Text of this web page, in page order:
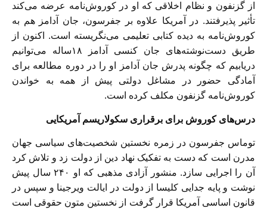
از گزنفون و نظام اخلاقی که او در کوروش‌نامه عرضه می‌کند
تأثیر پذیرفتند. در آمریکا علاوه بر جفرسون، جان آدامز هم‌ به
کوروش‌نامه به دیده کتابی تعلیمی می‌نگریسته است. اکنون از
طریق دست‌نوشته‌های جان کنسی آدامز ۱۸ساله می‌توانیم
دریابیم که چگونه پدرش جان آدامز او را در دوره مطالعه برای
آمادگی حضور در مشاغل دولتی پیش از همه به خواندن
کوروش‌نامه گزنفون مکلف کرده است.
درس‌های کوروش برای برقراری سکولاریسم آمریکایی
توماس جفرسون در زمره نخستین شخصیت‌های سیاسی جهان
مدرن است که دست به تفکیک نهاد دین از دولت زد و تلاش کرد
آن را اجرایی سازد. منشور آزادی مذهبی که او ۲۴۰ سال پیش
نوشت و پایه‌ جدایی کلیسا از دولت در ایالت ویرجینا و سپس در
قانون اساسی آمریکا قرار گرفت از نخستین متون حقوقی است